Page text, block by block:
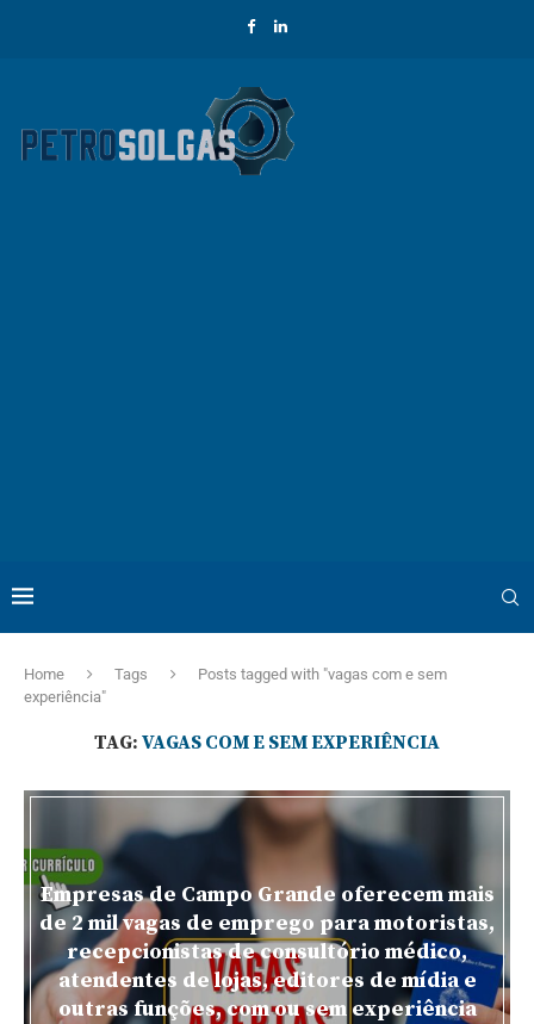
Home Tags
Posts tagged with "vagas com e sem
experiência"
TAG: VAGAS COM E SEM EXPERIÊNCIA
Empresas de Campo Grande oferecem mais
de 2 mil vagas de emprego para motoristas,
recepcionistas de consultório médico,
atendentes de lojas, editores de mídia e
outras funções, com ou sem experiência